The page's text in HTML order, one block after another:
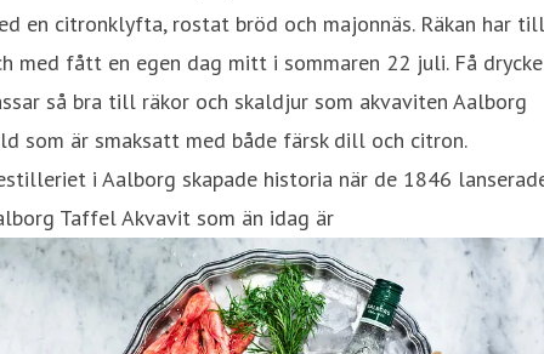
en citronklyfta, rostat bröd och majonnäs. Räkan har till
med fått en egen dag mitt i sommaren 22 juli. Få
så bra till räkor och skaldjur som akvaviten Aalborg
som är smaksatt med både färsk dill och citron.
i Aalborg skapade historia när de 1846
Taffel Akvavit som än idag är